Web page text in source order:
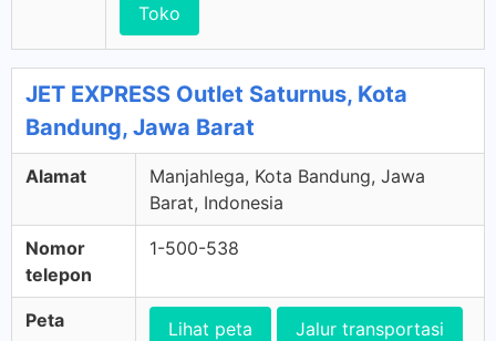
Toko
JET EXPRESS Outlet Saturnus, Kota
Bandung, Jawa Barat
Alamat
Manjahlega, Kota Bandung, Jawa
Barat, Indonesia
Nomor
telepon
1-500-538
Peta Lihat peta Jalur transportasi